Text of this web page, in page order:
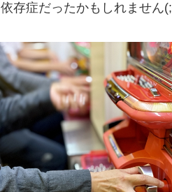
存症だったかもしれません